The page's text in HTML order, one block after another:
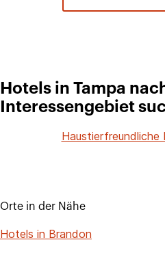
Hotels in Tampa
Interessengebiet
Haustierfreundliche
Orte in der Nähe
Hotels in Brandon